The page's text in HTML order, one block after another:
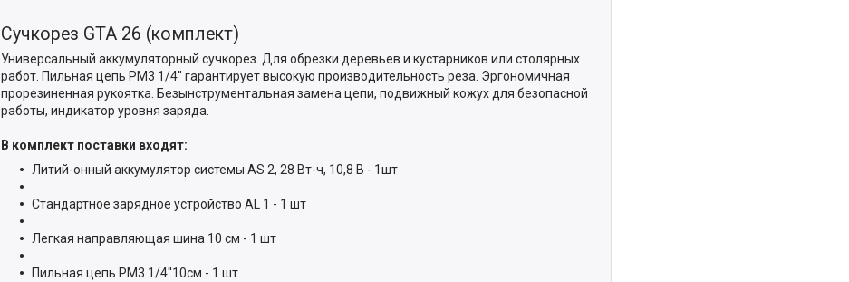
Сучкорез GTA 26 (комплект)
Универсальный аккумуляторный сучкорез. Для обрезки деревьев и кустарников или столярных
работ. Пильная цепь PM3 1/4'' гарантирует высокую производительность реза. Эргономичная
прорезиненная рукоятка. Безынструментальная замена цепи, подвижный кожух для безопасной
работы, индикатор уровня заряда.
В комплект поставки входят:
Литий-онный аккумулятор системы AS 2, 28 Вт-ч, 10,8 B - 1шт
Стандартное зарядное устройство AL 1 - 1 шт
Легкая направляющая шина 10 см - 1 шт
Пильная цепь PM3 1/4''10см - 1 шт